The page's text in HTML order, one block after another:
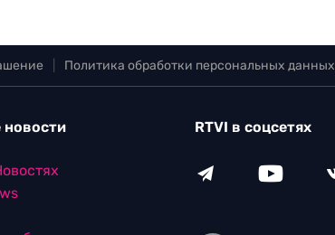
Политика обработки персональных данных
RTVI в соцсетях